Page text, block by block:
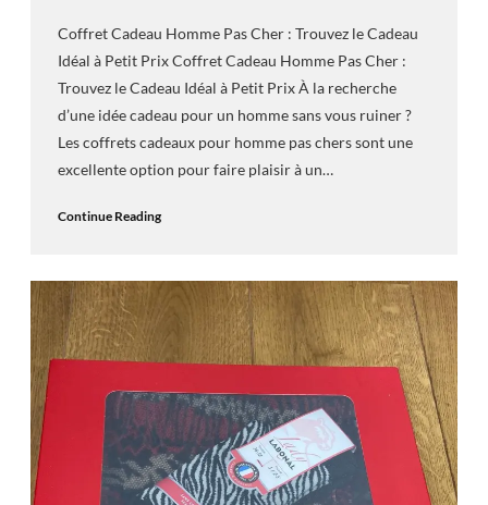
Coffret Cadeau Homme Pas Cher : Trouvez le Cadeau
Idéal à Petit Prix Coffret Cadeau Homme Pas Cher :
Trouvez le Cadeau Idéal à Petit Prix À la recherche
d’une idée cadeau pour un homme sans vous ruiner ?
Les coffrets cadeaux pour homme pas chers sont une
excellente option pour faire plaisir à un…
Continue Reading